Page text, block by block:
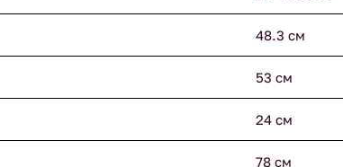
48.3 см
53 см
24 см
78 см